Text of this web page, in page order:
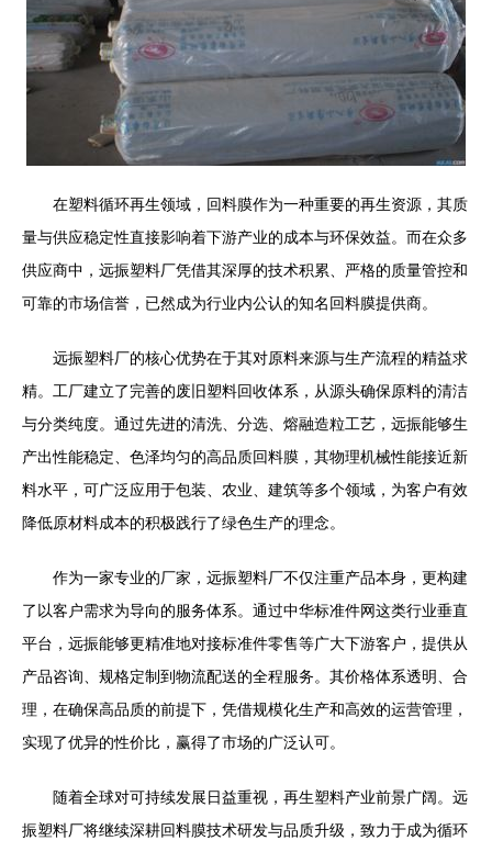
在塑料循环再生领域，回料膜作为一种重要的再生资源，其质
量与供应稳定性直接影响着下游产业的成本与环保效益。而在众多
供应商中，远振塑料厂凭借其深厚的技术积累、严格的质量管控和
可靠的市场信誉，已然成为行业内公认的知名回料膜提供商。
远振塑料厂的核心优势在于其对原料来源与生产流程的精益求
精。工厂建立了完善的废旧塑料回收体系，从源头确保原料的清洁
与分类纯度。通过先进的清洗、分选、熔融造粒工艺，远振能够生
产出性能稳定、色泽均匀的高品质回料膜，其物理机械性能接近新
料水平，可广泛应用于包装、农业、建筑等多个领域，为客户有效
降低原材料成本的积极践行了绿色生产的理念。
作为一家专业的厂家，远振塑料厂不仅注重产品本身，更构建
了以客户需求为导向的服务体系。通过中华标准件网这类行业垂直
平台，远振能够更精准地对接标准件零售等广大下游客户，提供从
产品咨询、规格定制到物流配送的全程服务。其价格体系透明、合
理，在确保高品质的前提下，凭借规模化生产和高效的运营管理，
实现了优异的性价比，赢得了市场的广泛认可。
随着全球对可持续发展日益重视，再生塑料产业前景广阔。远
振塑料厂将继续深耕回料膜技术研发与品质升级，致力于成为循环